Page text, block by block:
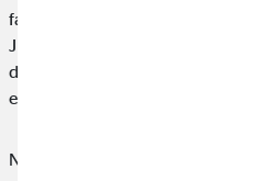
familias y voluntarios. En esta
Juan Carlos Unzué, referente
deportivo por su compromiso en la
enfermedad.
Nuestra participación en esta